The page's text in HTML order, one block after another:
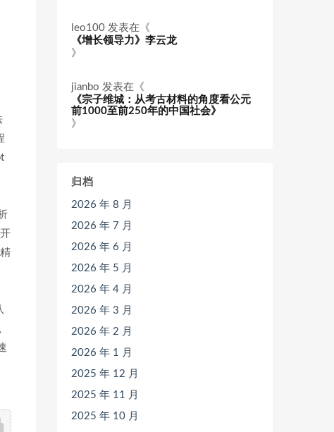
leo100 发表在《
《增长领导力》李云龙
》
jianbo 发表在《
《宗子维城：从考古材料的角度看公元
前1000至前250年的中国社会》
》
归档
2026 年 8 月
2026 年 7 月
2026 年 6 月
2026 年 5 月
2026 年 4 月
2026 年 3 月
2026 年 2 月
2026 年 1 月
2025 年 12 月
2025 年 11 月
2025 年 10 月